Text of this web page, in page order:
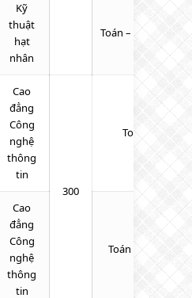
Kỹ
thuật
hạt
nhân
Toán – KHTN –
Cao
đẳng
Công
nghệ
thông
tin
300
Toán – Lý –
Cao
đẳng
Công
nghệ
thông
tin
Toán – Lý –